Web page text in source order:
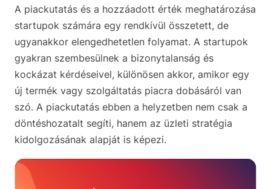
A piackutatás és a hozzáadott érték meghatározása
startupok számára egy rendkívül összetett, de
ugyanakkor elengedhetetlen folyamat. A startupok
gyakran szembesülnek a bizonytalanság és
kockázat kérdéseivel, különösen akkor, amikor egy
új termék vagy szolgáltatás piacra dobásáról van
szó. A piackutatás ebben a helyzetben nem csak a
döntéshozatalt segíti, hanem az üzleti stratégia
kidolgozásának alapját is képezi.